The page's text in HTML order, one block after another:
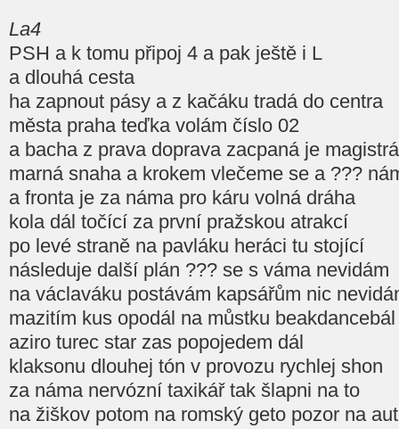
La4
PSH a k tomu připoj 4 a pak ještě i L
a dlouhá cesta
ha zapnout pásy a z kačáku tradá do centra
města praha teďka volám číslo 02
a bacha z prava doprava zacpaná je
marná snaha a krokem vlečeme se a ???
a fronta je za náma pro káru volná dráha
kola dál točící za první pražskou atrakcí
po levé straně na pavláku heráci tu stojící
následuje další plán ??? se s váma nevidám
na václaváku postávám kapsářům nic
mazitím kus opodál na můstku beakdancebál
aziro turec star zas popojedem dál
klaksonu dlouhej tón v provozu rychlej shon
za náma nervózní taxikář tak šlapni na to
na žiškov potom na romský geto pozor na